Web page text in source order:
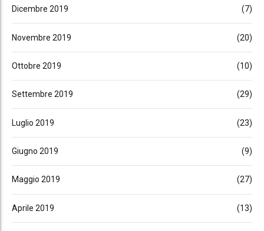
Dicembre 2019 (7)
Novembre 2019 (20)
Ottobre 2019 (10)
Settembre 2019 (29)
Luglio 2019 (23)
Giugno 2019 (9)
Maggio 2019 (27)
Aprile 2019 (13)